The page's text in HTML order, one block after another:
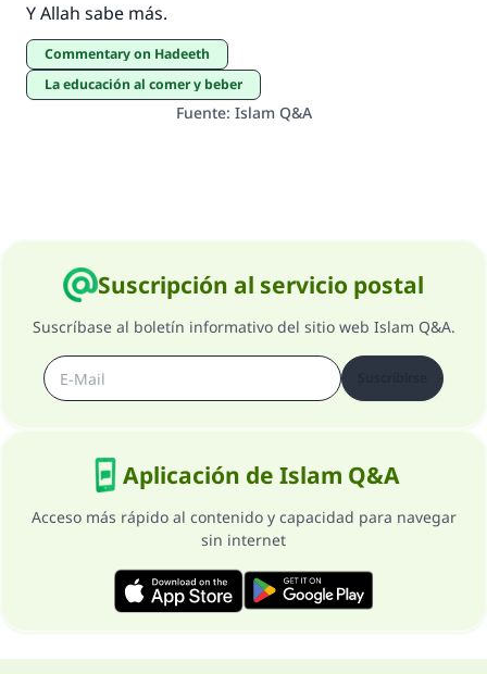
Y Allah sabe más.
Commentary on Hadeeth
La educación al comer y beber
Fuente: Islam Q&A
Suscripción al servicio postal
Suscríbase al boletín informativo del sitio web Islam Q&A.
Aplicación de Islam Q&A
Acceso más rápido al contenido y capacidad para navegar
sin internet